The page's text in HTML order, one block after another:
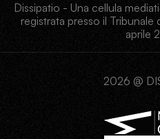
Dissipatio - Una cellula
registrata presso il
aprile
2026 @